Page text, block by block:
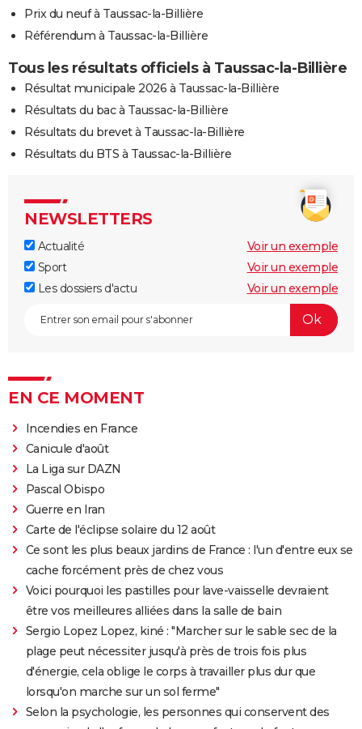
Prix du neuf à Taussac-la-Billière
Référendum à Taussac-la-Billière
Tous les résultats officiels à Taussac-la-Billière
Résultat municipale 2026 à Taussac-la-Billière
Résultats du bac à Taussac-la-Billière
Résultats du brevet à Taussac-la-Billière
Résultats du BTS à Taussac-la-Billière
NEWSLETTERS
Actualité
Voir un exemple
Sport
Voir un exemple
Les dossiers d'actu
Voir un exemple
EN CE MOMENT
Incendies en France
Canicule d'août
La Liga sur DAZN
Pascal Obispo
Guerre en Iran
Carte de l'éclipse solaire du 12 août
Ce sont les plus beaux jardins de France : l'un d'entre eux se
cache forcément près de chez vous
Voici pourquoi les pastilles pour lave-vaisselle devraient
être vos meilleures alliées dans la salle de bain
Sergio Lopez Lopez, kiné : "Marcher sur le sable sec de la
plage peut nécessiter jusqu'à près de trois fois plus
d'énergie, cela oblige le corps à travailler plus dur que
lorsqu'on marche sur un sol ferme"
Selon la psychologie, les personnes qui conservent des